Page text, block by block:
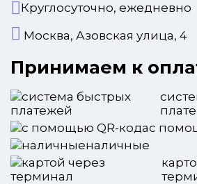
Круглосуточно, ежедневно
Москва, Азовская улица, 4
Принимаем к
с
наличные